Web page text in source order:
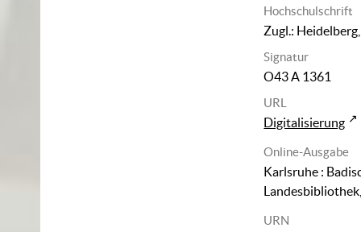
Hochschulschrift
Zugl.:
Signatur
O43 A 1361
URL
Digitalisierung
Online-Ausgabe
Karlsruhe :
URN